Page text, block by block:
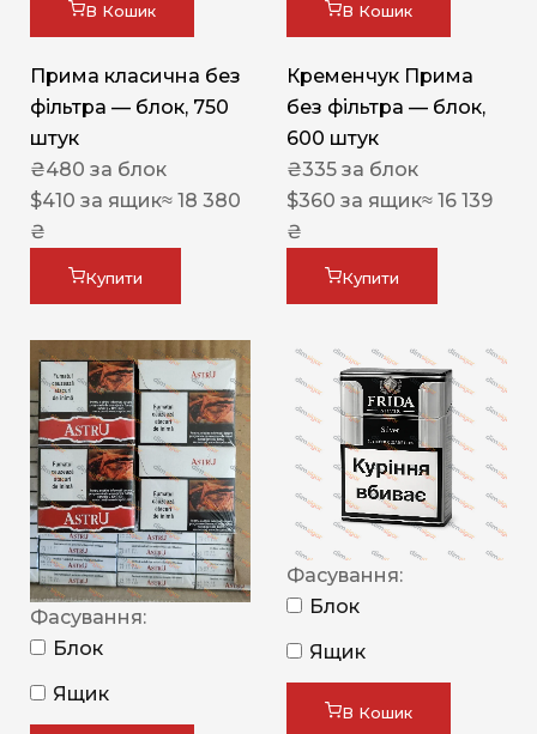
В Кошик
Прима класична без
фільтра — блок, 750
штук
₴480 за блок
$410 за ящик≈ 18 380
₴
Купити
В Кошик
Кременчук Прима
без фільтра — блок,
600 штук
₴335 за блок
$360 за ящик≈ 16 139
₴
Купити
Фасування:
Блок
Ящик
Фасування:
Блок
Ящик
В Кошик